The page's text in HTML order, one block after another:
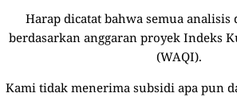
Harap dicatat bahwa semua analisis
berdasarkan anggaran proyek Indeks
(WAQI).
Kami tidak menerima subsidi apa pun